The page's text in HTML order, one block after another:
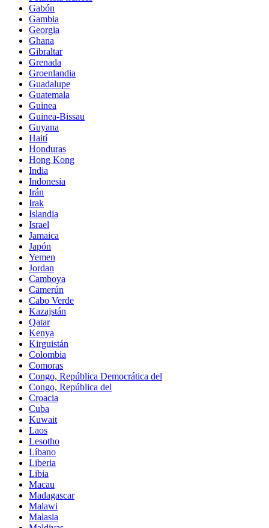
Gabón
Gambia
Georgia
Ghana
Gibraltar
Grenada
Groenlandia
Guadalupe
Guatemala
Guinea
Guinea-Bissau
Guyana
Haití
Honduras
Hong Kong
India
Indonesia
Irán
Irak
Islandia
Israel
Jamaica
Japón
Yemen
Jordan
Camboya
Camerún
Cabo Verde
Kazajstán
Qatar
Kenya
Kirguistán
Colombia
Comoras
Congo, República Democrática del
Congo, República del
Croacia
Cuba
Kuwait
Laos
Lesotho
Líbano
Liberia
Libia
Macau
Madagascar
Malawi
Malasia